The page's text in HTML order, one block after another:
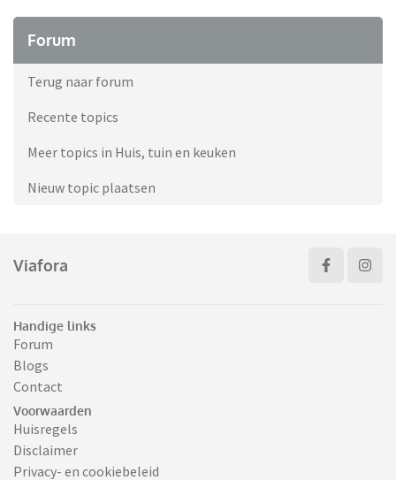
Forum
Terug naar forum
Recente topics
Meer topics in Huis, tuin en keuken
Nieuw topic plaatsen
Viafora
Handige links
Forum
Blogs
Contact
Voorwaarden
Huisregels
Disclaimer
Privacy- en cookiebeleid